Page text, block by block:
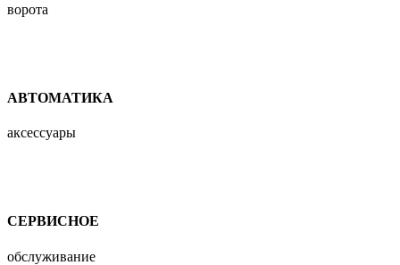
ворота
АВТОМАТИКА
аксессуары
СЕРВИСНОЕ
обслуживание